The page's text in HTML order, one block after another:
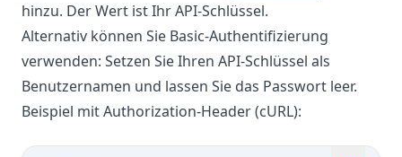
hinzu. Der Wert ist Ihr API-Schlüssel.
Alternativ können Sie Basic-Authentifizierung
verwenden: Setzen Sie Ihren API-Schlüssel als
Benutzernamen und lassen Sie das Passwort leer.
Beispiel mit Authorization-Header (cURL):